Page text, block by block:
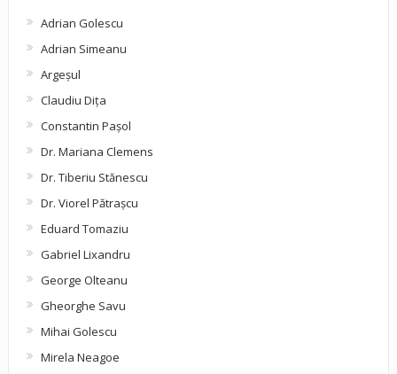
Adrian Golescu
Adrian Simeanu
Argeşul
Claudiu Diţa
Constantin Pașol
Dr. Mariana Clemens
Dr. Tiberiu Stănescu
Dr. Viorel Pătraşcu
Eduard Tomaziu
Gabriel Lixandru
George Olteanu
Gheorghe Savu
Mihai Golescu
Mirela Neagoe